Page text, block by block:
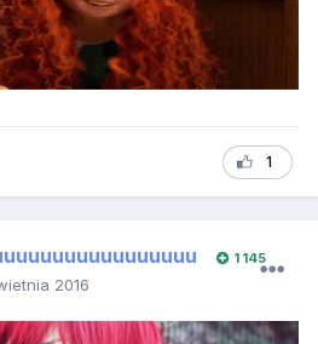
1
1 145
2016